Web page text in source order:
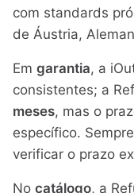
com standards
de Áustria,
Em garantia, a
consistentes; a
meses, mas o
específico.
verificar o prazo
No catálogo, a